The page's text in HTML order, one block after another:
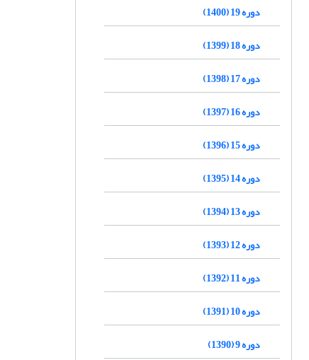
دوره 19 (1400)
دوره 18 (1399)
دوره 17 (1398)
دوره 16 (1397)
دوره 15 (1396)
دوره 14 (1395)
دوره 13 (1394)
دوره 12 (1393)
دوره 11 (1392)
دوره 10 (1391)
دوره 9 (1390)